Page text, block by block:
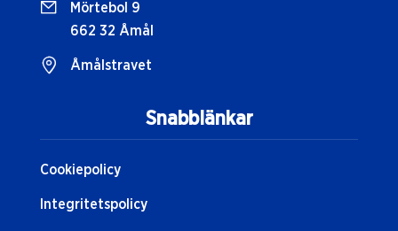
Snabblänkar
Cookiepolicy
Integritetspolicy
Mörtebol 9
662 32 Åmål
Åmålstravet